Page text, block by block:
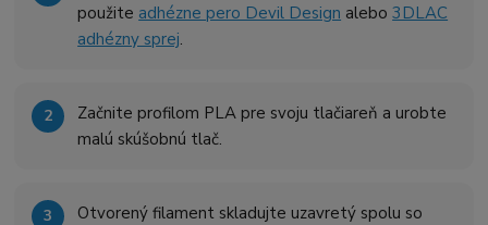
použite adhézne pero Devil Design alebo3DLAC
adhézny sprej.
Začnite profilom PLA pre svoju tlačiareň a urobte
malú skúšobnú tlač.
Otvorený filament skladujte uzavretý spolu so